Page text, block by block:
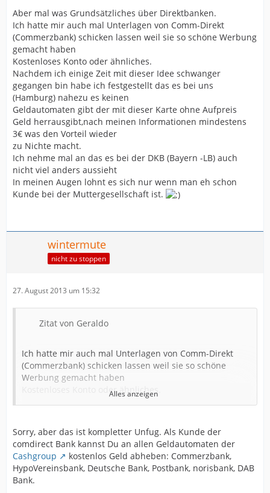
Aber mal was Grundsätzliches über Direktbanken.
Ich hatte mir auch mal Unterlagen von Comm-Direkt
(Commerzbank) schicken lassen weil sie so schöne Werbung
gemacht haben
Kostenloses Konto oder ähnliches.
Nachdem ich einige Zeit mit dieser Idee schwanger
gegangen bin habe ich festgestellt das es bei uns
(Hamburg) nahezu es keinen
Geldautomaten gibt der mit dieser Karte ohne Aufpreis
Geld herrausgibt,nach meinen Informationen mindestens
3€ was den Vorteil wieder
zu Nichte macht.
Ich nehme mal an das es bei der DKB (Bayern -LB) auch
nicht viel anders aussieht
In meinen Augen lohnt es sich nur wenn man eh schon
Kunde bei der Muttergesellschaft ist.
wintermute
nicht zu stoppen
27. August 2013 um 15:32
Zitat von Geraldo
Ich hatte mir auch mal Unterlagen von Comm-Direkt
(Commerzbank) schicken lassen weil sie so schöne
Werbung gemacht haben
Kostenloses Konto oder ähnliches.
Nachdem ich einige Zeit mit dieser Idee schwanger
(Hamburg) nahezu es keinen
Geldautomaten gibt der mit dieser Karte ohne Aufpreis
Geld herrausgibt,nach meinen Informationen
mindestens 3€ was den Vorteil wieder
zu Nichte macht.
Ich nehme mal an das es bei der DKB (Bayern -LB) auch
Alles anzeigen
Sorry, aber das ist kompletter Unfug. Als Kunde der
comdirect Bank kannst Du an allen Geldautomaten der
Cashgroup
kostenlos Geld abheben: Commerzbank,
HypoVereinsbank, Deutsche Bank, Postbank, norisbank, DAB
Bank.